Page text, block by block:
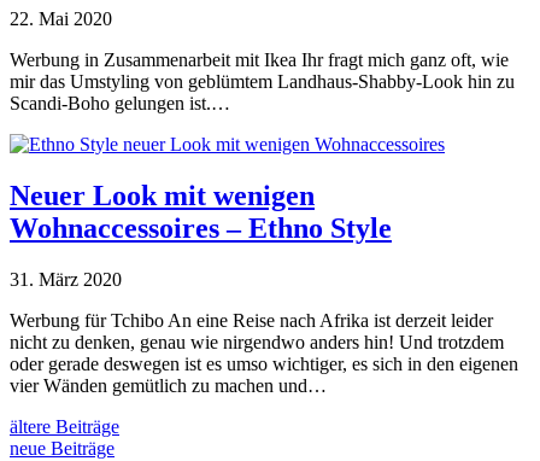
22. Mai 2020
Werbung in Zusammenarbeit mit Ikea Ihr fragt mich ganz oft, wie
mir das Umstyling von geblümtem Landhaus-Shabby-Look hin zu
Scandi-Boho gelungen ist.…
Neuer Look mit wenigen
Wohnaccessoires – Ethno Style
31. März 2020
Werbung für Tchibo An eine Reise nach Afrika ist derzeit leider
nicht zu denken, genau wie nirgendwo anders hin! Und trotzdem
oder gerade deswegen ist es umso wichtiger, es sich in den eigenen
vier Wänden gemütlich zu machen und…
ältere Beiträge
neue Beiträge